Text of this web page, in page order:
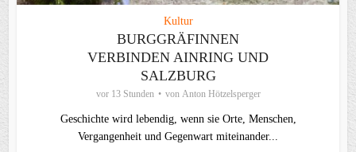
Kultur
BURGGRÄFINNEN
VERBINDEN AINRING UND
SALZBURG
vor 13 Stunden von Anton Hötzelsperger
Geschichte wird lebendig, wenn sie Orte, Menschen,
Vergangenheit und Gegenwart miteinander...